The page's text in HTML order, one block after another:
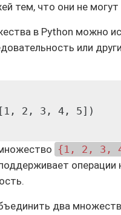
тем, что они не
в Python можно
или
2, 3, 4, 5])
{1, 2, 3,
операции
два